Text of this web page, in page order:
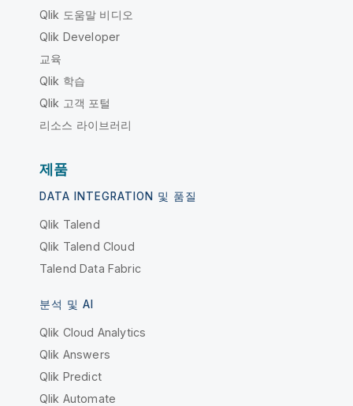
Qlik 도움말 비디오
Qlik Developer
교육
Qlik 학습
Qlik 고객 포털
리소스 라이브러리
제품
DATA INTEGRATION 및 품질
Qlik Talend
Qlik Talend Cloud
Talend Data Fabric
분석 및 AI
Qlik Cloud Analytics
Qlik Answers
Qlik Predict
Qlik Automate